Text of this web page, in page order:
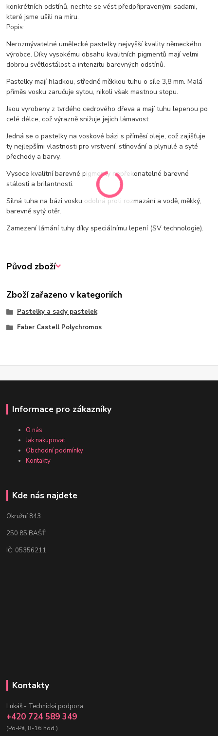
konkrétních odstínů, nechte se vést předpřipravenými sadami,
které jsme ušili na míru.
Popis:
Nerozmývatelné umělecké pastelky nejvyšší kvality německého
výrobce. Díky vysokému obsahu kvalitních pigmentů mají velmi
dobrou světlostálost a intenzitu barevných odstínů.
Pastelky mají hladkou, středně měkkou tuhu o síle 3,8 mm. Malá
příměs vosku zaručuje sytou, nikoli však mastnou stopu.
Jsou vyrobeny z tvrdého cedrového dřeva a mají tuhu lepenou po
celé délce, což výrazně snižuje jejich lámavost.
Jedná se o pastelky na voskové bázi s příměsí oleje, což zajišťuje
ty nejlepšími vlastnosti pro vrstvení, stínování a plynulé a syté
přechody a barvy.
Vysoce kvalitní barevné pigmenty nepřekonatelné barevné
stálosti a brilantnosti.
Silná tuha na bázi vosku odolná proti rozmazání a vodě, měkký,
barevně sytý otěr.
Zamezení lámání tuhy díky speciálnímu lepení (SV technologie).
Původ zboží
Zboží zařazeno v kategoriích
Pastelky a sady pastelek
Faber Castell Polychromos
Informace pro zákazníky
O nás
Jak nakupovat
Obchodní podmínky
Kontakty
Kde nás najdete
Okružní 843
250 85 BAŠŤ
IČ: 05356211
Kontakty
Lukáš - Technická podpora
+420 724 589 349
(Po-Pá, 8-16 hod.)